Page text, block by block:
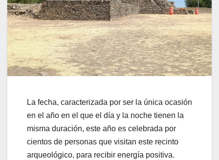
La fecha, caracterizada por ser la única ocasión
en el año en el que el día y la noche tienen la
misma duración, este año es celebrada por
cientos de personas que visitan este recinto
arqueológico, para recibir energía positiva.